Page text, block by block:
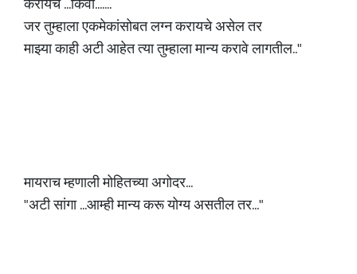
करायचे ...किंवा.......
जर तुम्हाला एकमेकांसोबत लग्न करायचे असेल तर
माझ्या काही अटी आहेत त्या तुम्हाला मान्य करावे लागतील.."
मायराच म्हणाली मोहितच्या अगोदर...
"अटी सांगा ...आम्ही मान्य करू योग्य असतील तर..."